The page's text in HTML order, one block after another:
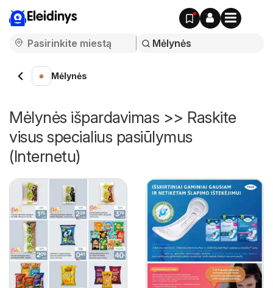
Eleidinys
Mėlynės
Mėlynės išpardavimas >> Raskite
visus specialius pasiūlymus
(Internetu)